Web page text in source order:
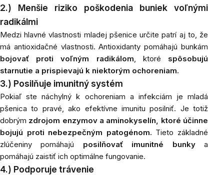
2.) Menšie riziko poškodenia buniek voľnými
radikálmi
Medzi hlavné vlastnosti mladej pšenice určite patrí aj to, že
má antioxidačné vlastnosti. Antioxidanty pomáhajú bunkám
bojovať proti voľným radikálom, ktoré spôsobujú
starnutie a prispievajú k niektorým ochoreniam.
3.) Posilňuje imunitný systém
Pokiaľ ste náchylný k ochoreniam a infekciám je mladá
pšenica to pravé, ako efektívne imunitu posilniť. Je totiž
dobrým zdrojom enzymov a aminokyselín, ktoré účinne
bojujú proti nebezpečným patogénom. Tieto základné
zlúčeniny pomáhajú posilňovať imunitné bunkya
pomáhajú zaistiť ich optimálne fungovanie.
4.) Podporuje trávenie